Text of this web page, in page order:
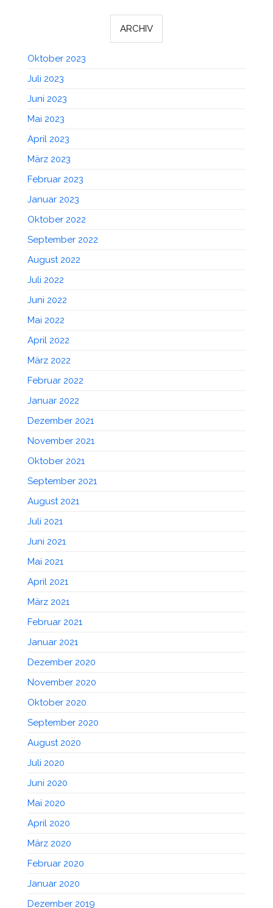
ARCHIV
Oktober 2023
Juli 2023
Juni 2023
Mai 2023
April 2023
März 2023
Februar 2023
Januar 2023
Oktober 2022
September 2022
August 2022
Juli 2022
Juni 2022
Mai 2022
April 2022
März 2022
Februar 2022
Januar 2022
Dezember 2021
November 2021
Oktober 2021
September 2021
August 2021
Juli 2021
Juni 2021
Mai 2021
April 2021
März 2021
Februar 2021
Januar 2021
Dezember 2020
November 2020
Oktober 2020
September 2020
August 2020
Juli 2020
Juni 2020
Mai 2020
April 2020
März 2020
Februar 2020
Januar 2020
Dezember 2019